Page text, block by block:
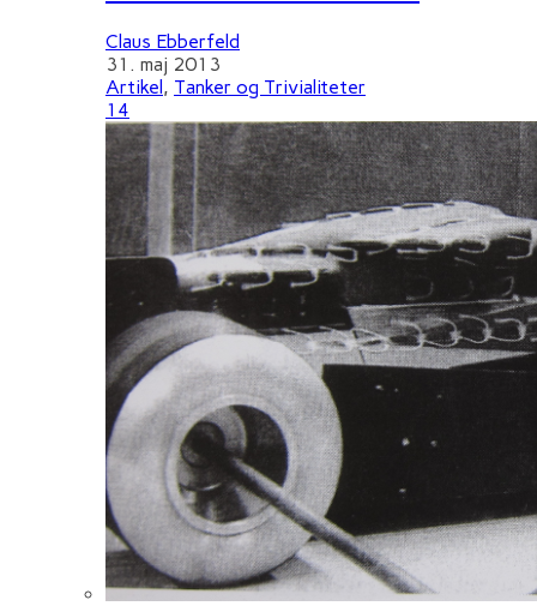
Claus Ebberfeld
31. maj 2013
Artikel , Tanker og Trivialiteter
14